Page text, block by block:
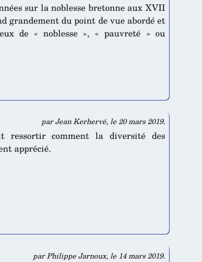
sur la noblesse bretonne aux XVII
grandement du point de vue abordé et
de « noblesse », « pauvreté » ou
par Jean Kerhervé, le 20 mars 2019.
ressortir comment la diversité des
apprécié.
par Philippe Jarnoux, le 14 mars 2019.